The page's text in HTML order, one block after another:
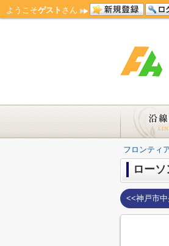
ようこそゲスト さん
フロンティ
ロー
<<神戸市